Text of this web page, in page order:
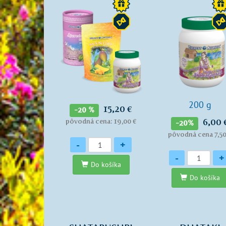
-20 % 15,20 €
pôvodná cena: 19,00 €
Množstvo
- +
Do košíka
200 g
-20% 6,00
pôvodná cena
Množstvo
- +
Do košíka